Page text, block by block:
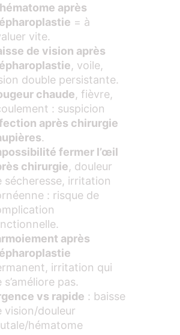
hématome après
= à
vite.
de vision après
, voile,
double persistante.
chaude, fièvre,
: suspicion
après chirurgie
.
fermer l’œil
chirurgie, douleur
sécheresse, irritation
: risque de
après
irritation qui
s’améliore pas.
vs rapide : baisse
vision/douleur
hématome